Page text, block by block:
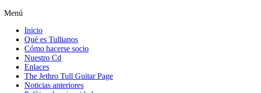
Menú
Inicio
Qué es Tullianos
Cómo hacerse socio
Nuestro Cd
Enlaces
The Jethro Tull Guitar Page
Noticias anteriores